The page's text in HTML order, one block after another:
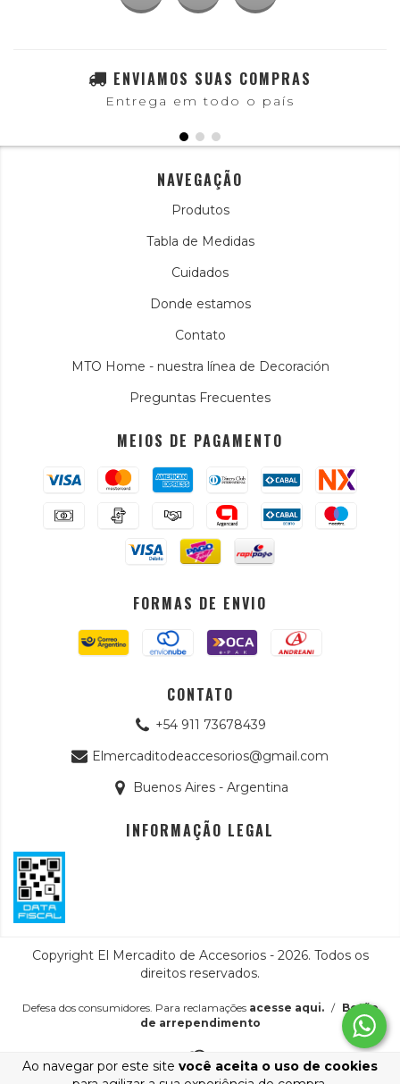
Ao navegar por este site você aceita o uso de cookies
ENVIAMOS SUAS COMPRAS
Entrega em todo o país
NAVEGAÇÃO
Produtos
Tabla de Medidas
Cuidados
Donde estamos
Contato
MTO Home - nuestra línea de Decoración
Preguntas Frecuentes
MEIOS DE PAGAMENTO
FORMAS DE ENVIO
CONTATO
+54 911 73678439
Elmercaditodeaccesorios@gmail.com
Buenos Aires - Argentina
INFORMAÇÃO LEGAL
Copyright El Mercadito de Accesorios - 2026. Todos os
direitos reservados.
Defesa dos consumidores. Para reclamações acesse aqui. /
Botão
de arrependimento